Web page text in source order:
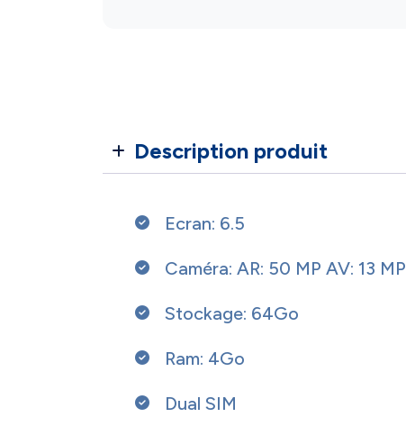
Description produit
Ecran: 6.5
Caméra: AR: 50 MP AV: 13 MP
Stockage: 64Go
Ram: 4Go
Dual SIM